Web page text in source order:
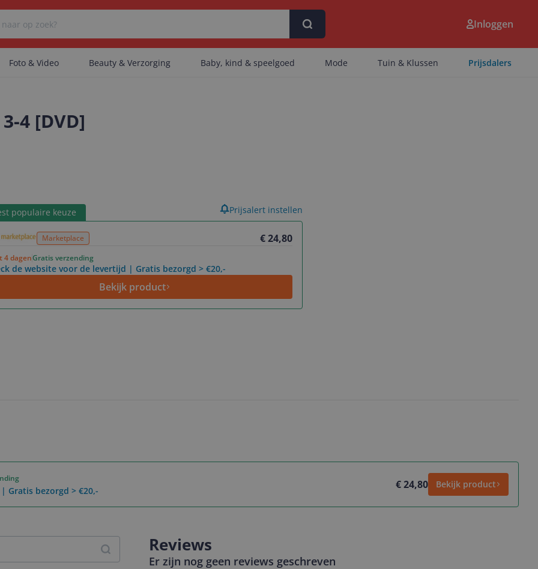
Er zijn geen artikelen gevonden.
Inloggen
Foto & Video Beauty & Verzorging Baby, kind & speelgoed Mode Tuin & Klussen Prijsdalers
4 [DVD]
populaire keuze
Marketplace € 24,80
4 dagenGratis verzending
de website voor de levertijd | Gratis bezorgd > €20,-
Bekijk product
Prijsalert instellen
Gratis bezorgd > €20,- € 24,80 Bekijk product
Reviews
Er zijn nog geen reviews geschreven